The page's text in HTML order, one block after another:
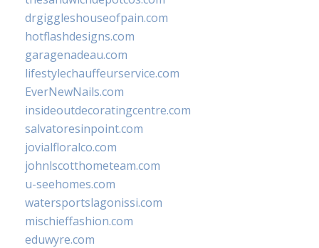
drgiggleshouseofpain.com
hotflashdesigns.com
garagenadeau.com
lifestylechauffeurservice.com
EverNewNails.com
insideoutdecoratingcentre.com
salvatoresinpoint.com
jovialfloralco.com
johnlscotthometeam.com
u-seehomes.com
watersportslagonissi.com
mischieffashion.com
eduwyre.com